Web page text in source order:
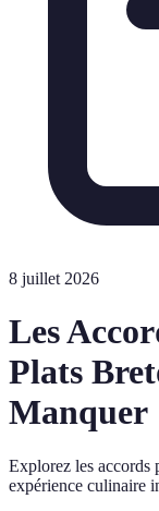
8 juillet 2026
Les
Plats
Manquer
Explorez les accords
expérience culinaire